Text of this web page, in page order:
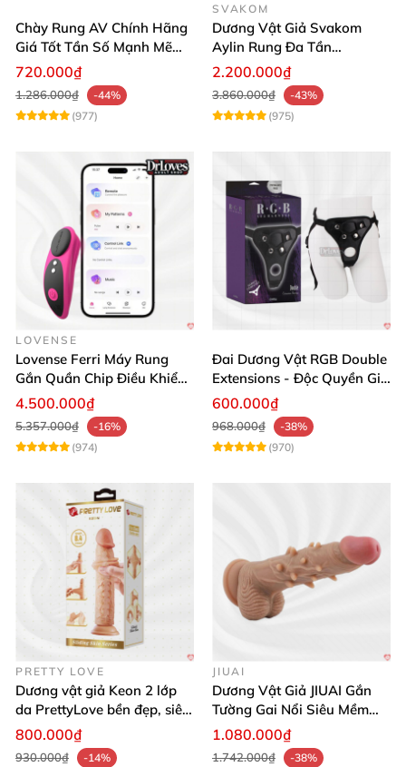
Chày Rung AV Chính Hãng
Giá Tốt Tần Số Mạnh Mẽ
Siêu Bền
720.000₫
1.286.000₫
-44%
(977)
SVAKOM
Dương Vật Giả Svakom
Aylin Rung Đa Tần
Massage Sung Sướng
2.200.000₫
3.860.000₫
-43%
(975)
LOVENSE
Lovense Ferri Máy Rung
Gắn Quần Chip Điều Khiển
App Tăng Hưng Phấn
4.500.000₫
5.357.000₫
-16%
(974)
Đai Dương Vật RGB Double
Extensions - Độc Quyền Giá
Sốc
600.000₫
968.000₫
-38%
(970)
PRETTY LOVE
Dương vật giả Keon 2 lớp
da PrettyLove bền đẹp, siêu
mềm mại
800.000₫
930.000₫ -14%
JIUAI
Dương Vật Giả JIUAI Gắn
Tường Gai Nổi Siêu Mềm
Thoải Mái Mua Ngay
1.080.000₫
1.742.000₫ -38%